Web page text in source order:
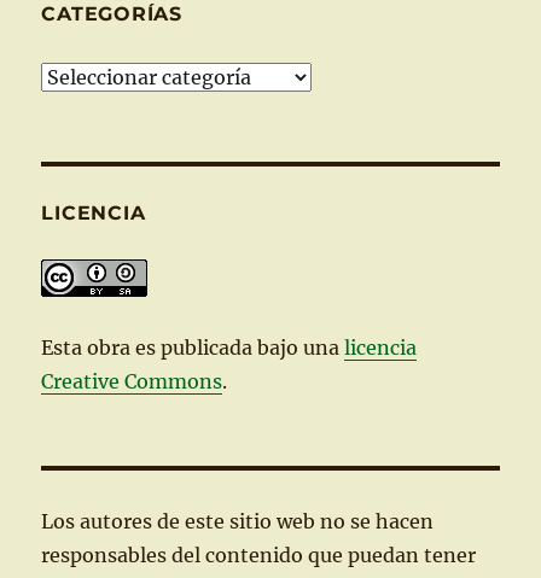
CATEGORÍAS
Categorías
LICENCIA
Estaobra es publicada bajo unalicencia
Creative Commons.
Los autores de este sitio web no se hacen
responsables del contenido que puedan tener